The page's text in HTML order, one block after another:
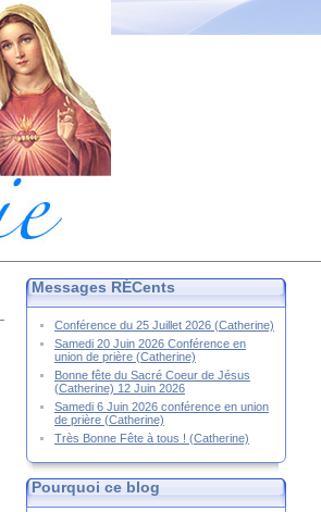
Messages RÉCents
Conférence du 25 Juillet 2026 (Catherine)
Samedi 20 Juin 2026 Conférence en
union de prière (Catherine)
Bonne fête du Sacré Coeur de Jésus
(Catherine) 12 Juin 2026
Samedi 6 Juin 2026 conférence en union
de prière (Catherine)
Très Bonne Fête à tous ! (Catherine)
Pourquoi ce blog